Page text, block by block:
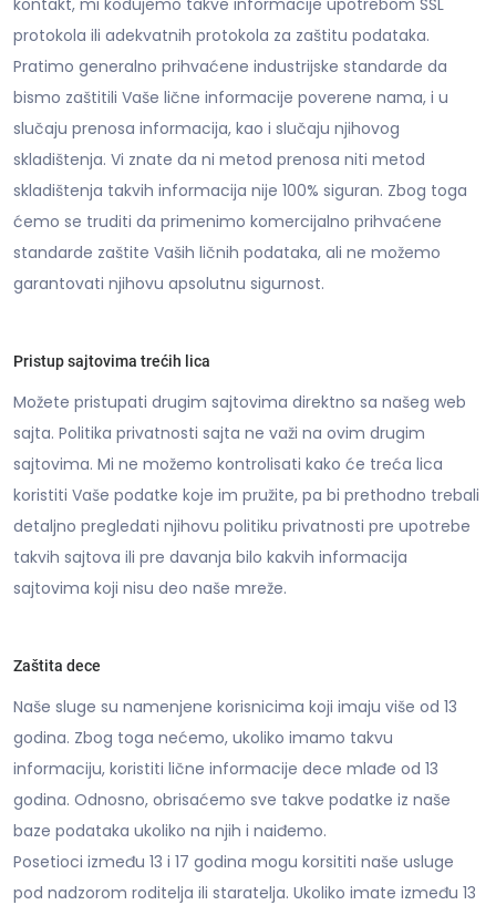
kontakt, mi kodujemo takve informacije upotrebom SSL
protokola ili adekvatnih protokola za zaštitu podataka.
Pratimo generalno prihvaćene industrijske standarde da
bismo zaštitili Vaše lične informacije poverene nama, i u
slučaju prenosa informacija, kao i slučaju njihovog
skladištenja. Vi znate da ni metod prenosa niti metod
skladištenja takvih informacija nije 100% siguran. Zbog toga
ćemo se truditi da primenimo komercijalno prihvaćene
standarde zaštite Vaših ličnih podataka, ali ne možemo
garantovati njihovu apsolutnu sigurnost.
Pristup sajtovima trećih lica
Možete pristupati drugim sajtovima direktno sa našeg web
sajta. Politika privatnosti sajta ne važi na ovim drugim
sajtovima. Mi ne možemo kontrolisati kako će treća lica
koristiti Vaše podatke koje im pružite, pa bi prethodno trebali
detaljno pregledati njihovu politiku privatnosti pre upotrebe
takvih sajtova ili pre davanja bilo kakvih informacija
sajtovima koji nisu deo naše mreže.
Zaštita dece
Naše sluge su namenjene korisnicima koji imaju više od 13
godina. Zbog toga nećemo, ukoliko imamo takvu
informaciju, koristiti lične informacije dece mlađe od 13
godina. Odnosno, obrisaćemo sve takve podatke iz naše
baze podataka ukoliko na njih i naiđemo.
Posetioci između 13 i 17 godina mogu korsititi naše usluge
pod nadzorom roditelja ili staratelja. Ukoliko imate između 13